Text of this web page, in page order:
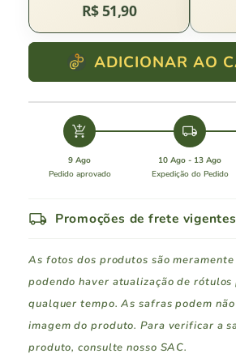
R$ 51,90
ADICIONAR AO
add_shopping_cart
9 Ago
Pedido aprovado
local_shipping
10 Ago - 13 Ago
Expedição do Pedido
local_shipping Promoções de frete vigentes
As fotos dos produtos são
podendo haver atualização de
qualquer tempo. As safras podem
imagem do produto. Para verificar a
produto, consulte nosso SAC.